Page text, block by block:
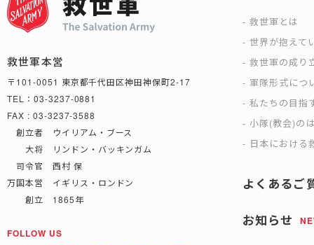
救世軍本営
〒101-0051 東京都千代田区神田神保町2-17
TEL：03-3237-0881
FAX : 03-3237-3588
創立者 ウイリアム・ブース
大将 リンドン・バッキンガム
司令官 西村 保
万国本営 イギリス・ロンドン
創立 1865年
FOLLOW US
救世軍とは
世界が抱えて
救世軍の成り
軍隊形式につ
私たちの目指
小隊(教会)の
日本における
よくあるご
お知らせ